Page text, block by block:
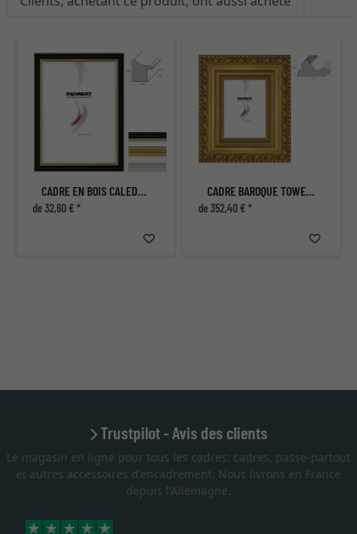
CADRE EN BOIS CALEDONIAN ROAD
de 32,60 € *
CADRE BAROQUE TOWER HILL
de 352,40 € *
Trustpilot - Avis des clients
Le magasin en ligne pour tous les cadres: cadres, passe-partout
et autres accessoires d'encadrement. Nous livrons en France
depuis l'Allemagne.